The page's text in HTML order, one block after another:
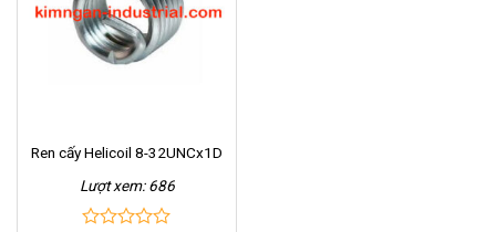
Ren cấy Helicoil 8-32UNCx1D
Lượt xem: 686